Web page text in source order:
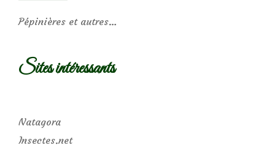
Pépinières et autres…
Sites intéressants
Natagora
Insectes.net